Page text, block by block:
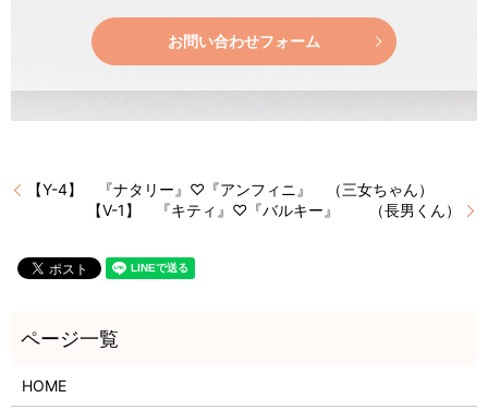
お問い合わせフォーム
【Y-4】 『ナタリー』♡『アンフィニ』 （三女ちゃん）
【V-1】 『キティ』♡『バルキー』 （長男くん）
HOME